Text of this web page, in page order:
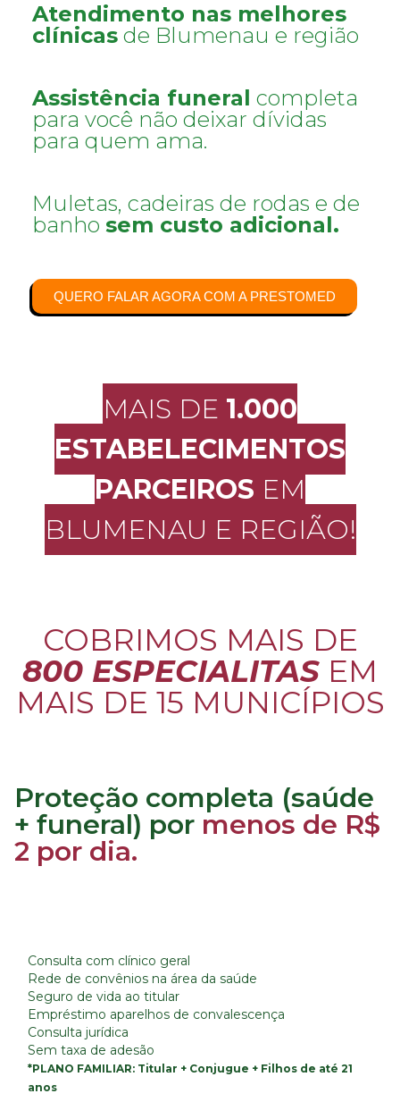
Atendimento nas melhores
clínicas de Blumenau e região
Assistência funeral completa
para você não deixar dívidas
para quem ama.
Muletas, cadeiras de rodas e de
banho sem custo adicional.
QUERO FALAR AGORA COM A PRESTOMED
MAIS DE 1.000
ESTABELECIMENTOS
PARCEIROS EM
BLUMENAU E REGIÃO!
COBRIMOS MAIS DE
800 ESPECIALITAS EM
MAIS DE 15 MUNICÍPIOS
Proteção completa (saúde
+ funeral) por menos de R$
2 por dia.
Consulta com clínico geral
Rede de convênios na área da saúde
Seguro de vida ao titular
Empréstimo aparelhos de convalescença
Consulta jurídica
Sem taxa de adesão
*PLANO FAMILIAR: Titular + Conjugue + Filhos de até 21
anos